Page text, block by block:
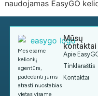
naudojamas EasyGO
Mes esame
kelionių
agentūra,
padedanti jums
atrasti nuostabias
vietas visame
Mūsų
kontaktai
Apie
Tinklaraštis
Kontaktai